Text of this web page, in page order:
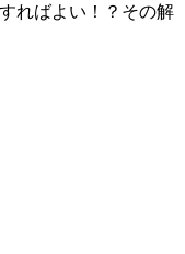
ればよい！？その解